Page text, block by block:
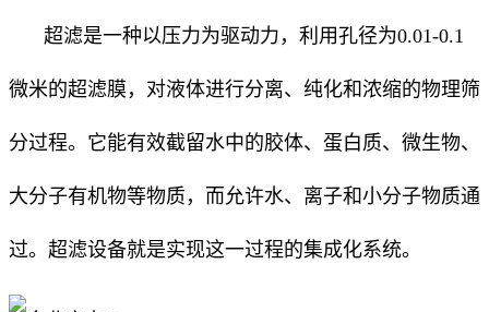
超滤是一种以压力为驱动力，利用孔径为0.01-0.1
微米的超滤膜，对液体进行分离、纯化和浓缩的物理筛
分过程。它能有效截留水中的胶体、蛋白质、微生物、
大分子有机物等物质，而允许水、离子和小分子物质通
过。超滤设备就是实现这一过程的集成化系统。